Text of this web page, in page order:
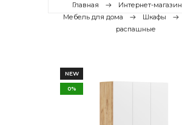
Главная
Интернет-магазин
Мебель для дома
Шкафы
распашные
NEW
0%